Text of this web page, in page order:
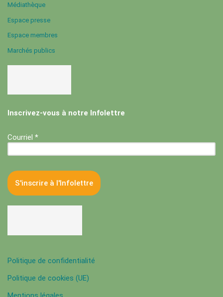
Médiathèque
Espace presse
Espace membres
Marchés publics
Inscrivez-vous à notre Infolettre
Courriel *
Politique de confidentialité
Politique de cookies (UE)